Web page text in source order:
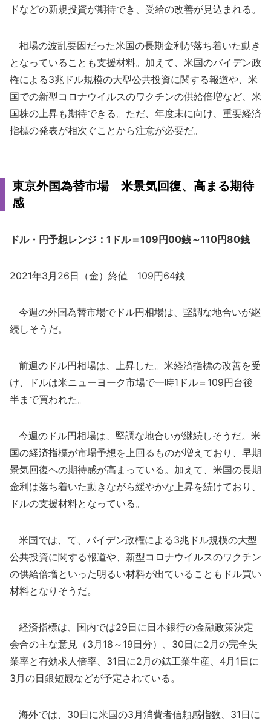
ドなどの新規投資が期待でき、受給の改善が見込まれる。
相場の波乱要因だった米国の長期金利が落ち着いた動き
となっていることも支援材料。加えて、米国のバイデン政
権による3兆ドル規模の大型公共投資に関する報道や、米
国での新型コロナウイルスのワクチンの供給倍増など、米
国株の上昇も期待できる。ただ、年度末に向け、重要経済
指標の発表が相次ぐことから注意が必要だ。
東京外国為替市場 米景気回復、高まる期待
感
ドル・円予想レンジ：1ドル＝109円00銭～110円80銭
2021年3月26日（金）終値 109円64銭
今週の外国為替市場でドル円相場は、堅調な地合いが継
続しそうだ。
前週のドル円相場は、上昇した。米経済指標の改善を受
け、ドルは米ニューヨーク市場で一時1ドル＝109円台後
半まで買われた。
今週のドル円相場は、堅調な地合いが継続しそうだ。米
国の経済指標が市場予想を上回るものが増えており、早期
景気回復への期待感が高まっている。加えて、米国の長期
金利は落ち着いた動きながら緩やかな上昇を続けており、
ドルの支援材料となっている。
米国では、て、バイデン政権による3兆ドル規模の大型
公共投資に関する報道や、新型コロナウイルスのワクチン
の供給倍増といった明るい材料が出ていることもドル買い
材料となりそうだ。
経済指標は、国内では29日に日本銀行の金融政策決定
会合の主な意見（3月18～19日分）、30日に2月の完全失
業率と有効求人倍率、31日に2月の鉱工業生産、4月1日に
3月の日銀短観などが予定されている。
海外では、30日に米国の3月消費者信頼感指数、31日に